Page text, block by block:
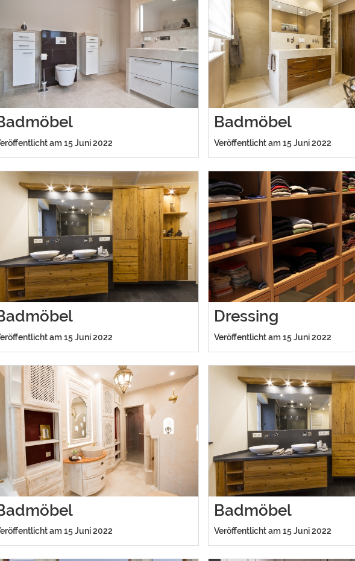
am 15 Juni 2022
Badmöbel
Veröffentlicht am 15 Juni 2022
am 15 Juni 2022
Dressing
Veröffentlicht am 15 Juni 2022
am 15 Juni 2022
Badmöbel
Veröffentlicht am 15 Juni 2022